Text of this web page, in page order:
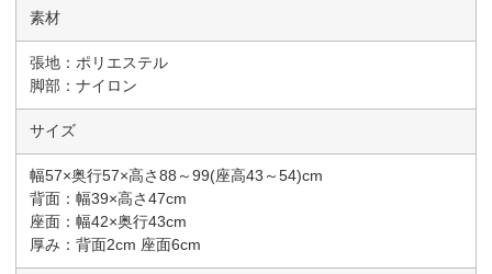
素材
張地：ポリエステル
脚部：ナイロン
サイズ
幅57×奥行57×高さ88～99(座高43～54)cm
背面：幅39×高さ47cm
座面：幅42×奥行43cm
厚み：背面2cm 座面6cm